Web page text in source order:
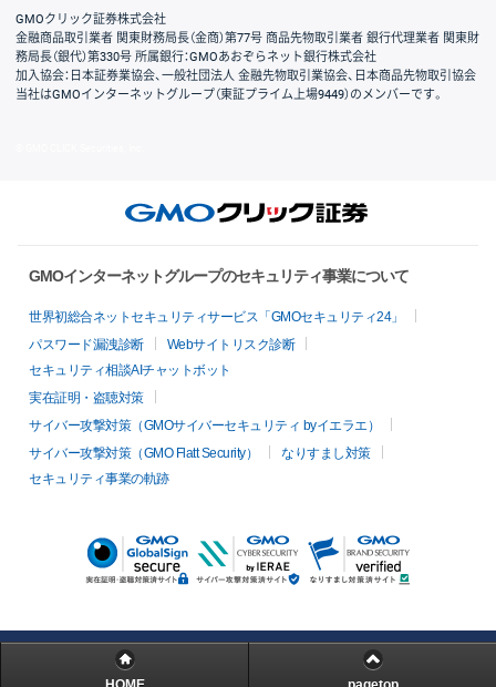
GMOクリック証券株式会社
金融商品取引業者 関東財務局長（金商）第77号 商品先物取引業者 銀行代理業者 関東財
務局長（銀代）第330号 所属銀行：GMOあおぞらネット銀行株式会社
加入協会：日本証券業協会、一般社団法人 金融先物取引業協会、日本商品先物取引協会
当社はGMOインターネットグループ（東証プライム上場9449）のメンバーです。
GMOインターネットグループのセキュリティ事業について
世界初総合ネットセキュリティサービス「GMOセキュリティ24」
パスワード漏洩診断
Webサイトリスク診断
セキュリティ相談AIチャットボット
実在証明・盗聴対策
サイバー攻撃対策（GMOサイバーセキュリティ byイエラエ）
サイバー攻撃対策（GMO Flatt Security）
なりすまし対策
セキュリティ事業の軌跡